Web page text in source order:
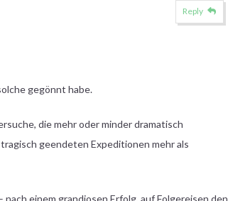
gegönnt habe.
die mehr oder minder dramatisch
geendeten Expeditionen mehr als
einem grandiosen Erfolg, auf Folgereisen den
Reply